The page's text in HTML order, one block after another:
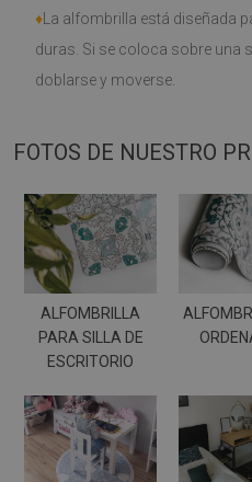
♦ La alfombrilla está diseñada
duras. Si se coloca sobre una
doblarse y moverse.
FOTOS DE NUESTRO
ALFOMBRILLA
PARA SILLA DE
ESCRITORIO